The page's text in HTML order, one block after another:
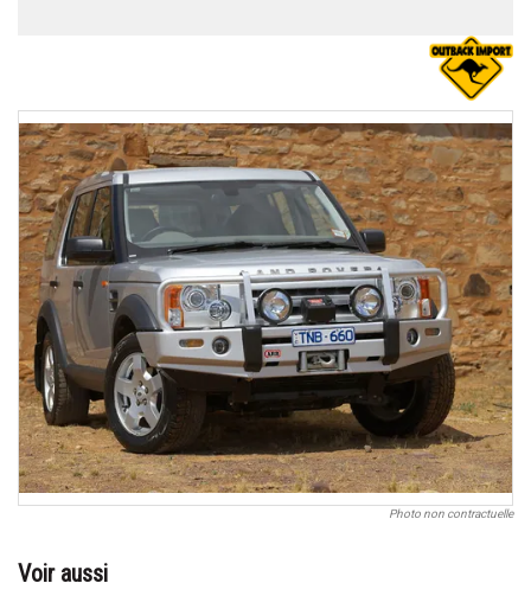
Photo non contractuelle
Voir aussi